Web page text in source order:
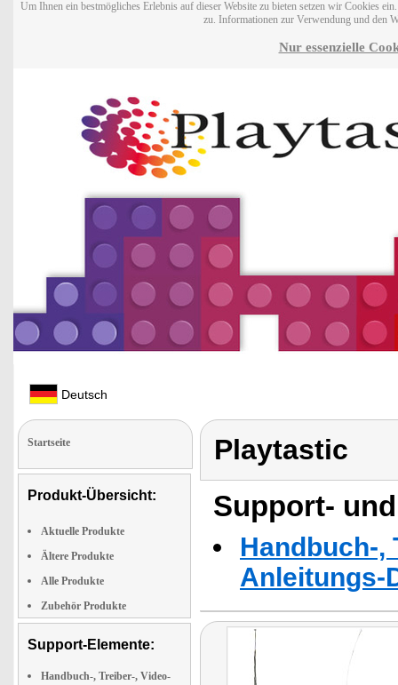
Um Ihnen ein bestmögliches Erlebnis auf dieser Website zu bieten setzen wir Cookies
zu. Informationen zur Verwendung und den
Nur essenzielle
Deutsch
Startseite
Produkt-Übersicht:
Aktuelle Produkte
Ältere Produkte
Alle Produkte
Zubehör Produkte
Support-Elemente:
Handbuch-, Treiber-, Video-
Playtastic
Support-
Handbuch-,
Anleitungs-